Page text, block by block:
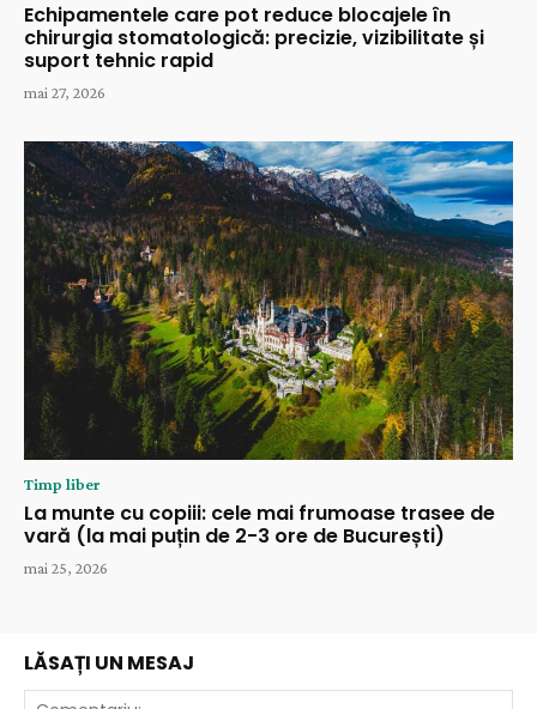
Echipamentele care pot reduce blocajele în
chirurgia stomatologică: precizie, vizibilitate și
suport tehnic rapid
mai 27, 2026
Timp liber
La munte cu copiii: cele mai frumoase trasee de
vară (la mai puțin de 2-3 ore de București)
mai 25, 2026
LĂSAȚI UN MESAJ